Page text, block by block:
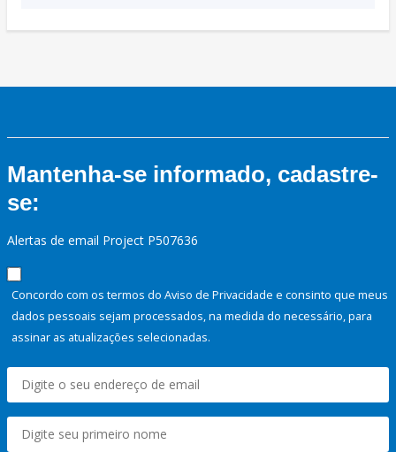
Mantenha-se informado, cadastre-
se:
Alertas de email Project P507636
Concordo com os termos do Aviso de Privacidade e consinto que meus
dados pessoais sejam processados, na medida do necessário, para
assinar as atualizações selecionadas.